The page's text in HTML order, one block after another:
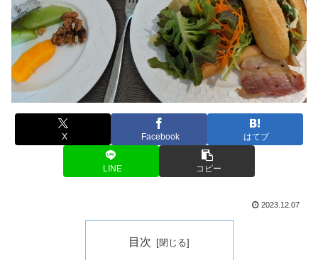
X Facebook はてブ
LINE コピー
2023.12.07
目次